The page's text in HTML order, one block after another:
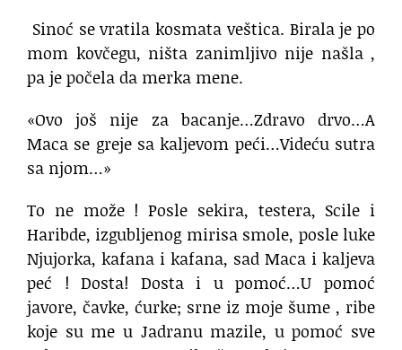
Sinoć se vratila kosmata veštica. Birala je po
mom kovčegu, ništa zanimljivo nije našla ,
pa je počela da merka mene.
«Ovo još nije za bacanje…Zdravo drvo…A
Maca se greje sa kaljevom peći…Videću sutra
sa njom…»
To ne može ! Posle sekira, testera, Scile i
Haribde, izgubljenog mirisa smole, posle luke
Njujorka, kafana i kafana, sad Maca i kaljeva
peć ! Dosta! Dosta i u pomoć…U pomoć
javore, čavke, ćurke; srne iz moje šume , ribe
koje su me u Jadranu mazile, u pomoć sve